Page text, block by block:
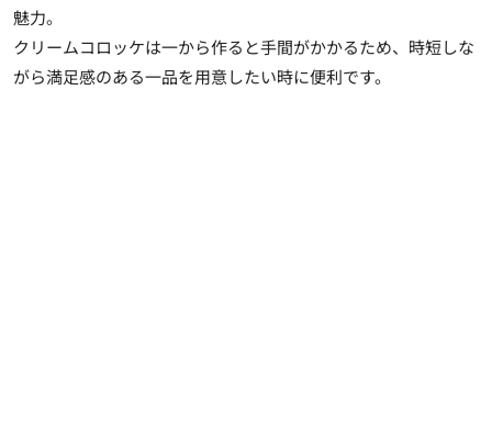
魅力。
クリームコロッケは一から作ると手間がかかるため、時短しな
がら満足感のある一品を用意したい時に便利です。